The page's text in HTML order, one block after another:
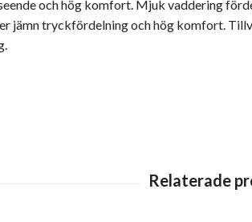
och hög komfort. Mjuk vaddering
jämn tryckfördelning och hög komfort.